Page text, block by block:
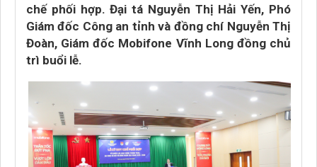
chế phối hợp. Đại tá Nguyễn Thị Hải Yến, Phó
Giám đốc Công an tỉnh và đồng chí Nguyễn Thị
Đoàn, Giám đốc Mobifone Vĩnh Long đồng chủ
trì buổi lễ.